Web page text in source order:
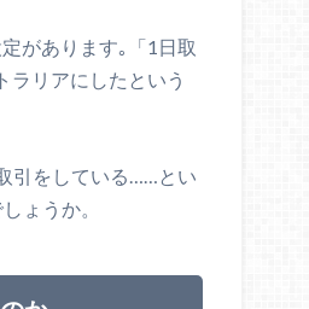
があります｡「1日取
ラリアにしたという
引をしている……とい
ょうか。